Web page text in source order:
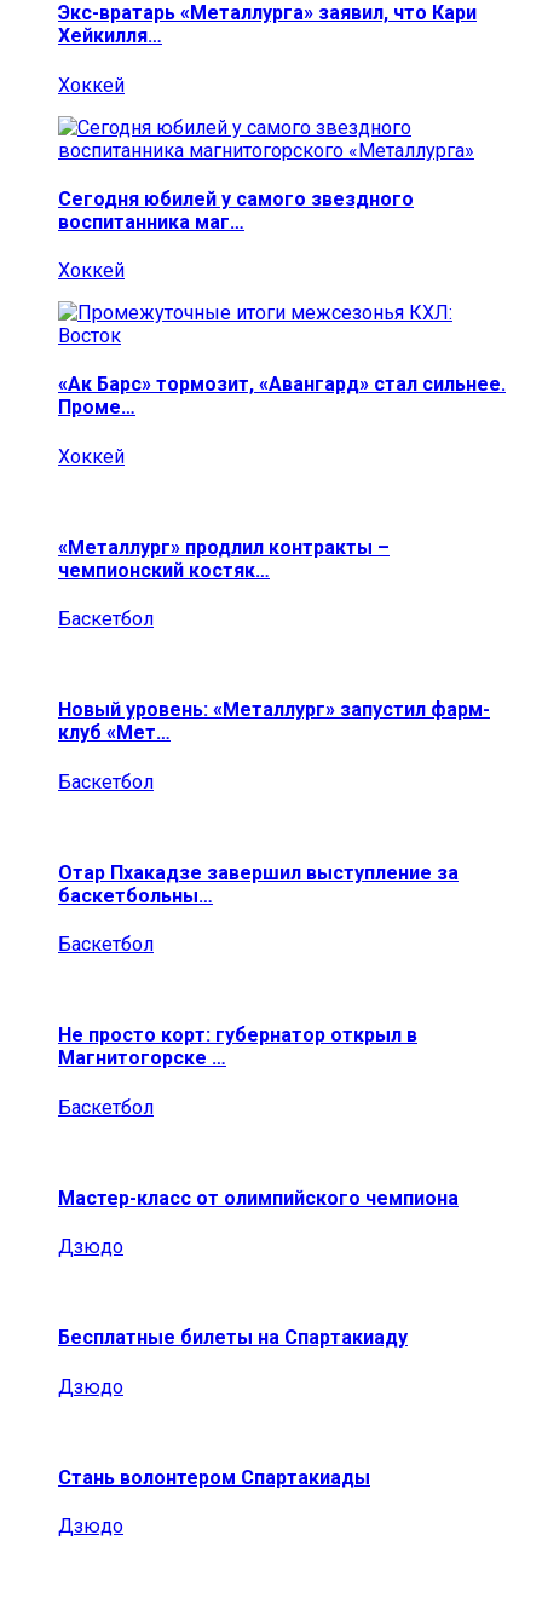
Экс-вратарь «Металлурга» заявил, что Кари
Хейкилля…
Хоккей
Сегодня юбилей у самого звездного
воспитанника маг…
Хоккей
«Ак Барс» тормозит, «Авангард» стал сильнее.
Проме…
Хоккей
«Металлург» продлил контракты –
чемпионский костяк…
Баскетбол
Новый уровень: «Металлург» запустил фарм-
клуб «Мет…
Баскетбол
Отар Пхакадзе завершил выступление за
баскетбольны…
Баскетбол
Не просто корт: губернатор открыл в
Магнитогорске …
Баскетбол
Мастер-класс от олимпийского чемпиона
Дзюдо
Бесплатные билеты на Спартакиаду
Дзюдо
Стань волонтером Спартакиады
Дзюдо